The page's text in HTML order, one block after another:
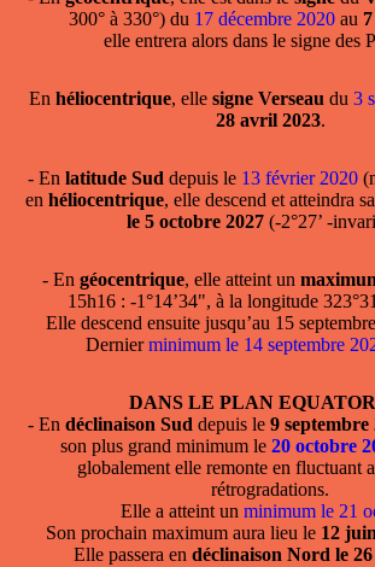
300° à 330°) du 17 décembre 2020 au
elle entrera alors dans le signe des
En héliocentrique, elle signe Verseau du 3
28 avril 2023.
- En latitude Sud depuis le 13 février 2020
en héliocentrique, elle descend et atteindra
le 5 octobre 2027 (-2°27’ -
- En géocentrique, elle atteint un
15h16 : -1°14’34", à la longitude
Elle descend ensuite jusqu’au 15
Dernierminimum le 14 septembre
DANS LE PLAN
- En déclinaison Sud depuis le 9 septembre
son plus grand minimum le 20 octobre
globalement elle remonte en fluctuant
rétrogradations.
Elle a atteint un minimum le 21
Son prochain maximum aura lieu le 12
Elle passera en déclinaison Nord le